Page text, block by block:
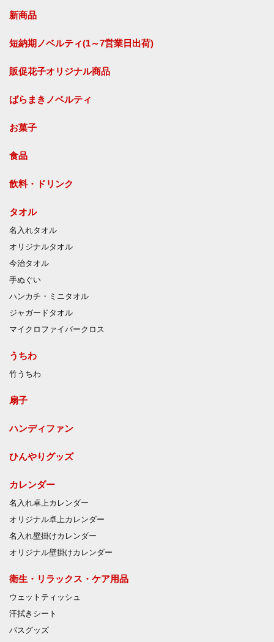
新商品
短納期ノベルティ(1～7営業日出荷)
販促花子オリジナル商品
ばらまきノベルティ
お菓子
食品
飲料・ドリンク
タオル
名入れタオル
オリジナルタオル
今治タオル
手ぬぐい
ハンカチ・ミニタオル
ジャガードタオル
マイクロファイバークロス
うちわ
竹うちわ
扇子
ハンディファン
ひんやりグッズ
カレンダー
名入れ卓上カレンダー
オリジナル卓上カレンダー
名入れ壁掛けカレンダー
オリジナル壁掛けカレンダー
衛生・リラックス・ケア用品
ウェットティッシュ
汗拭きシート
バスグッズ